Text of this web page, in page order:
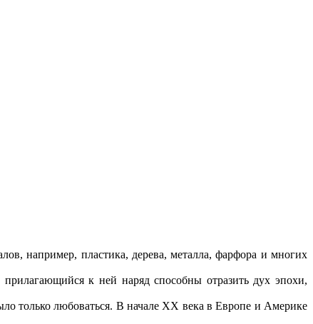
например, пластика, дерева, металла, фарфора и многих
к ней наряд способны отразить дух эпохи,
только любоваться. В начале XX века в Европе и Америке